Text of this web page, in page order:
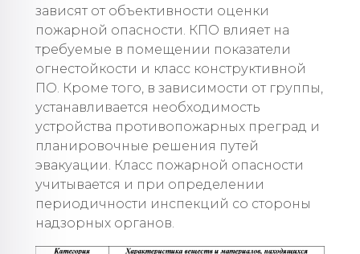
зависят от объективности оценки
пожарной опасности. КПО влияет на
требуемые в помещении показатели
огнестойкости и класс конструктивной
ПО. Кроме того, в зависимости от группы,
устанавливается необходимость
устройства противопожарных преград и
планировочные решения путей
эвакуации. Класс пожарной опасности
учитывается и при определении
периодичности инспекций со стороны
надзорных органов.